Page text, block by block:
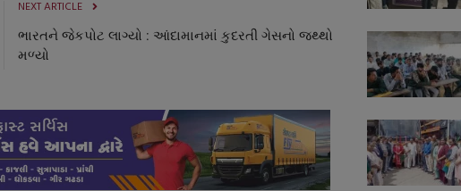
NEXT ARTICLE
ભારતને જેકપોટ લાગ્યો : આંદામાનમાં કુદરતી ગેસનો જથ્થો
મળ્યો